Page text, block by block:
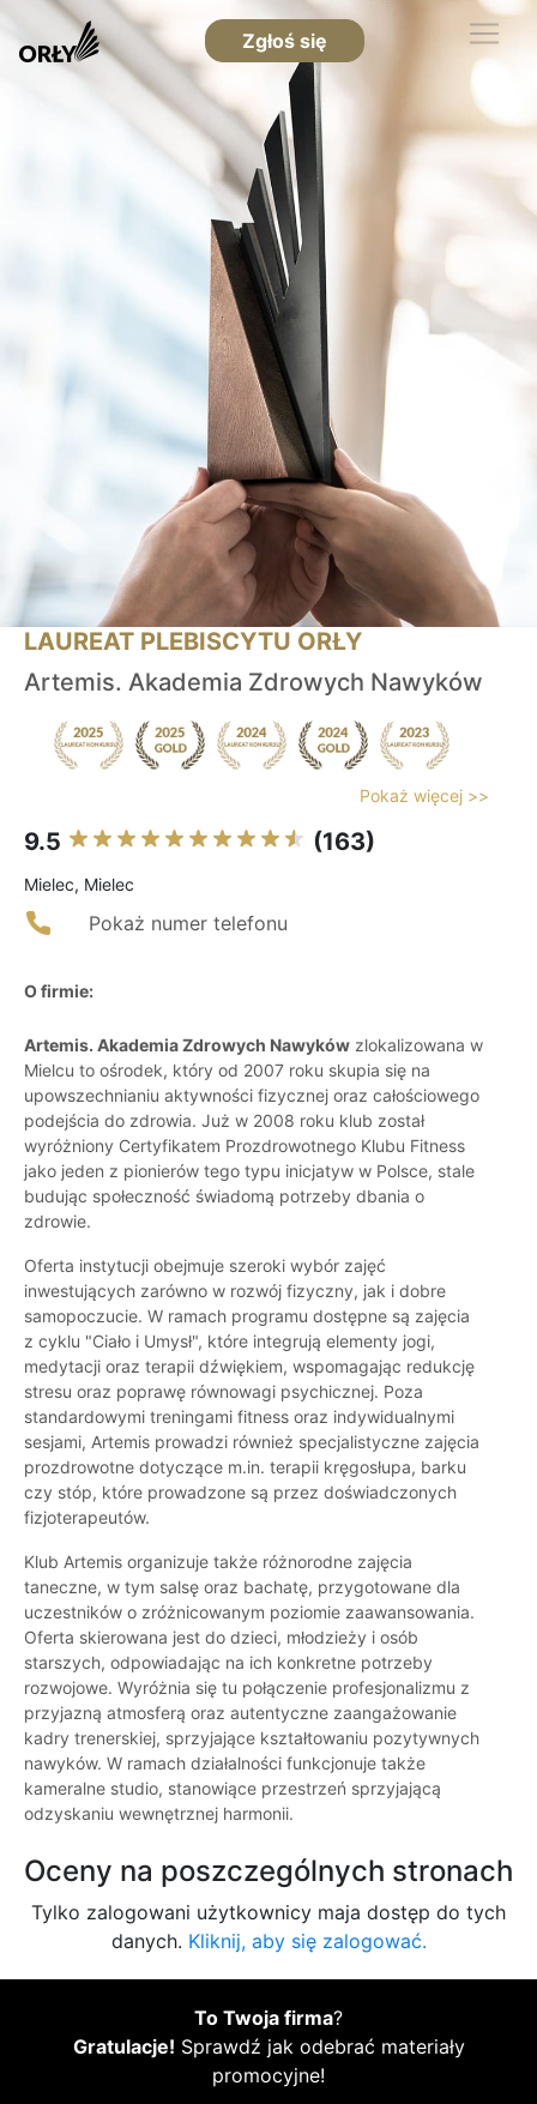
Zgłoś się
LAUREAT PLEBISCYTU ORŁY
Artemis. Akademia Zdrowych Nawyków
Pokaż więcej >>
9.5 (163)
Mielec, Mielec
Pokaż numer telefonu
O firmie:
Artemis. Akademia Zdrowych Nawyków zlokalizowana w
Mielcu to ośrodek, który od 2007 roku skupia się na
upowszechnianiu aktywności fizycznej oraz całościowego
podejścia do zdrowia. Już w 2008 roku klub został
wyróżniony Certyfikatem Prozdrowotnego Klubu Fitness
jako jeden z pionierów tego typu inicjatyw w Polsce, stale
budując społeczność świadomą potrzeby dbania o
zdrowie.
Oferta instytucji obejmuje szeroki wybór zajęć
inwestujących zarówno w rozwój fizyczny, jak i dobre
samopoczucie. W ramach programu dostępne są zajęcia
z cyklu "Ciało i Umysł", które integrują elementy jogi,
medytacji oraz terapii dźwiękiem, wspomagając redukcję
stresu oraz poprawę równowagi psychicznej. Poza
standardowymi treningami fitness oraz indywidualnymi
sesjami, Artemis prowadzi również specjalistyczne zajęcia
prozdrowotne dotyczące m.in. terapii kręgosłupa, barku
czy stóp, które prowadzone są przez doświadczonych
fizjoterapeutów.
Klub Artemis organizuje także różnorodne zajęcia
taneczne, w tym salsę oraz bachatę, przygotowane dla
uczestników o zróżnicowanym poziomie zaawansowania.
Oferta skierowana jest do dzieci, młodzieży i osób
starszych, odpowiadając na ich konkretne potrzeby
rozwojowe. Wyróżnia się tu połączenie profesjonalizmu z
przyjazną atmosferą oraz autentyczne zaangażowanie
kadry trenerskiej, sprzyjające kształtowaniu pozytywnych
nawyków. W ramach działalności funkcjonuje także
kameralne studio, stanowiące przestrzeń sprzyjającą
odzyskaniu wewnętrznej harmonii.
Oceny na poszczególnych stronach
Tylko zalogowani użytkownicy maja dostęp do tych
danych. Kliknij, aby się zalogować.
To Twoja firma?
Gratulacje! Sprawdź jak odebrać materiały
promocyjne!